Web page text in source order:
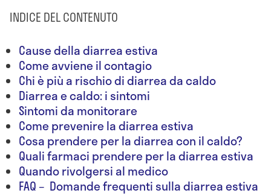
INDICE DEL CONTENUTO
Cause della diarrea estiva
Come avviene il contagio
Chi è più a rischio di diarrea da caldo
Diarrea e caldo: i sintomi
Sintomi da monitorare
Come prevenire la diarrea estiva
Cosa prendere per la diarrea con il caldo?
Quali farmaci prendere per la diarrea estiva
Quando rivolgersi al medico
FAQ – Domande frequenti sulla diarrea estiva